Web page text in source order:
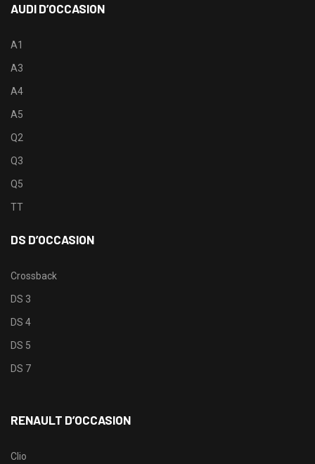
AUDI D’OCCASION
A1
A3
A4
A5
Q2
Q3
Q5
TT
DS D’OCCASION
Crossback
DS 3
DS 4
DS 5
DS 7
RENAULT D’OCCASION
Clio